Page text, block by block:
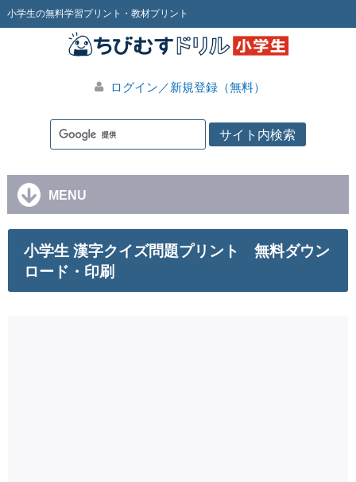
小学生の無料学習プリント・教材プリント
ログイン／新規登録（無料）
MENU
小学生 漢字クイズ問題プリント 無料ダウン
ロード・印刷